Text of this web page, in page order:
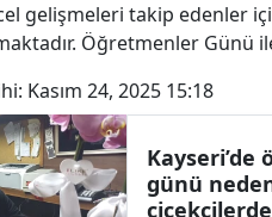
Antalya
Artvin
Balıkesir
gelişmeleri takip edenler
Öğretmenler Günü
Kasım 24, 2025 15:18
günü